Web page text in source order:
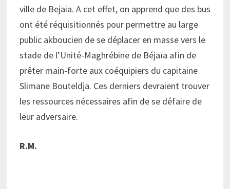
ville de Bejaia. A cet effet, on apprend que des bus
ont été réquisitionnés pour permettre au large
public akboucien de se déplacer en masse vers le
stade de l’Unité-Maghrébine de Béjaïa afin de
prêter main-forte aux coéquipiers du capitaine
Slimane Bouteldja. Ces derniers devraient trouver
les ressources nécessaires afin de se défaire de
leur adversaire.
R.M.